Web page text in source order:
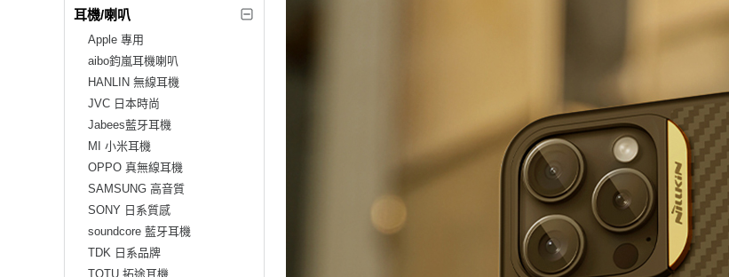
耳機/喇叭
Apple 專用
aibo鈞嵐耳機喇叭
HANLIN 無線耳機
JVC 日本時尚
Jabees藍牙耳機
MI 小米耳機
OPPO 真無線耳機
SAMSUNG 高音質
SONY 日系質感
soundcore 藍牙耳機
TDK 日系品牌
TOTU 拓途耳機